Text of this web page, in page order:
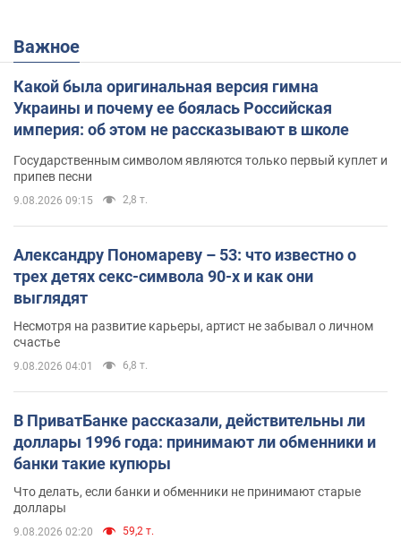
Важное
Какой была оригинальная версия гимна
Украины и почему ее боялась Российская
империя: об этом не рассказывают в школе
Государственным символом являются только первый куплет и
припев песни
9.08.2026 09:15 2,8 т.
Александру Пономареву – 53: что известно о
трех детях секс-символа 90-х и как они
выглядят
Несмотря на развитие карьеры, артист не забывал о личном
счастье
9.08.2026 04:01 6,8 т.
В ПриватБанке рассказали, действительны ли
доллары 1996 года: принимают ли обменники и
банки такие купюры
Что делать, если банки и обменники не принимают старые
доллары
9.08.2026 02:20 59,2 т.